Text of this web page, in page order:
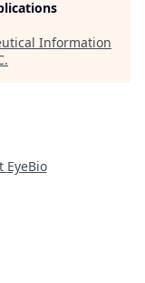
Information
.
EyeBio